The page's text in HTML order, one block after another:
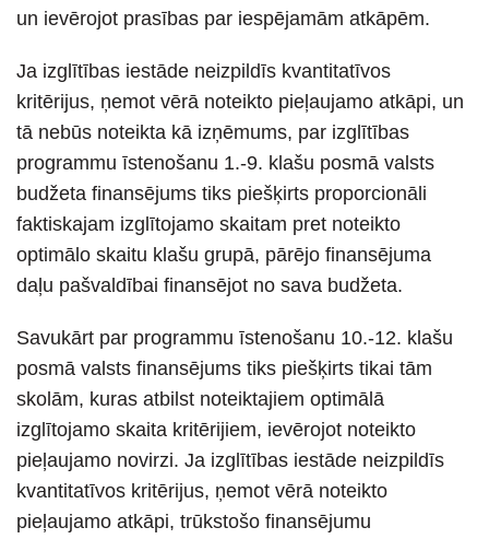
un ievērojot prasības par iespējamām atkāpēm.
Ja izglītības iestāde neizpildīs kvantitatīvos
kritērijus, ņemot vērā noteikto pieļaujamo atkāpi, un
tā nebūs noteikta kā izņēmums, par izglītības
programmu īstenošanu 1.-9. klašu posmā valsts
budžeta finansējums tiks piešķirts proporcionāli
faktiskajam izglītojamo skaitam pret noteikto
optimālo skaitu klašu grupā, pārējo finansējuma
daļu pašvaldībai finansējot no sava budžeta.
Savukārt par programmu īstenošanu 10.-12. klašu
posmā valsts finansējums tiks piešķirts tikai tām
skolām, kuras atbilst noteiktajiem optimālā
izglītojamo skaita kritērijiem, ievērojot noteikto
pieļaujamo novirzi. Ja izglītības iestāde neizpildīs
kvantitatīvos kritērijus, ņemot vērā noteikto
pieļaujamo atkāpi, trūkstošo finansējumu